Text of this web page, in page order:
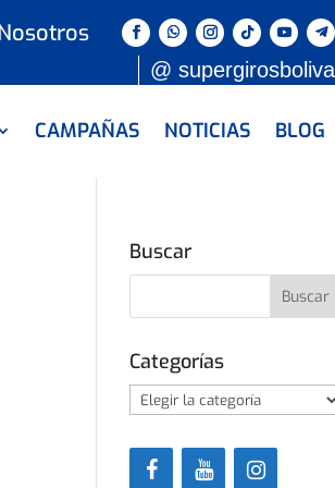
@
CAMPAÑAS NOTICIAS BLOG
Buscar
Categorías
Categorías